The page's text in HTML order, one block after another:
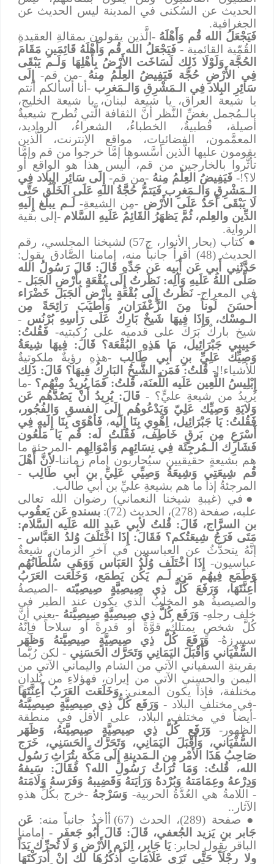
الحديث عن السُكنى في المدينة ليس الحديث عن
الجغرافية.
فَيَجْعَلُ الله قُم وَأَهْلَهُ -الَّذين يقولون بمقالةِ العقيدةِ
القُمّية القائمية -فَيَجْعَلُ الله قُم وَأَهْلَهُ قَائِمَينِ مَقَامَ
الحُجَّة وَلَوْلَا ذَلِك لَسَاخَت الأَرْضُ بِأَهْلِهَا وَلَـم يَبْقَى
فِي الأَرْضِ حُجَّة فَيَفِيضُ العِلْمُ مِنهُ-من قم-
إِلَى
سَائِرِ البِلاد فِي الـمَشْرِقِ وَالـمَغرِب-أنا أسألكم أنتم
يا شيعة العراق، يا شيعة لبنان، يا شيعة الخليج،
بالـمُجمل بغضِّ النَّظر أنَّ الثقافة الَّتي تُطرح شيعيةٌ
أصيلة، قُطبيةٌ، الخطباءُ، الشعراءُ، الرواديد،
المعمَّمون، الفضائيات، مواقع الإنترنت، الَّذين
يقومون عليها الَّذين أسَّسوها إمَّا خرجوا من قم وإمَّا
تأثَّروا بالخارجين من قم، أليس هذا هو الواقع أو
لا؟!-فَيَفِيضُ العِلْمُ مِنهُ-من قم-إِلَى سَائِرِ البِلاد فِي
الـمَشْرِقِ وَالـمَغرِب فَيَتمُّ حُجَّةُ اللهِ عَلَى الخَلْق حَتَّى
لَا يَبْقَى أَحَدٌ عَلَى الأَرْض-مِن الشيعةِ- لَـم يبلُغ إِلَيهِ
الدِّين والعِلم، ثُمَّ يَظهَرُ القَائِمُ عَلَيهِ السَّلام-إلى بقية
الرواية.
●
كتاب (بحار الأنوار، ج57) لشيخنا المجلسي، رقم
الحديث (48) أقرأ جانباً منه، إمامنا الصَّادق يقول:
حَدَّثَنِي أَبِي عَن أَبِيه عَن جَدِّهِ
قَالَ: قَالَ رَسُولُ الله
صَلَّى اللهُ عَلَيهِ وَآلِه: نَظَرتُ إِلَى بُقْعَةٍ بِأَرْضِ الجَبَل-
في المعراج- نَظَرتُ إِلَى بُقْعَةٍ بِأَرْضِ الجَبَل
خَضْرَاء
أَحسَنَ لَوناً مِنَ الزَّعْفَرَان، وَأطيَبَ رَائِحَةً مِن
الـمِسْك، وَإِذَا فِيهَا شَيخٌ بَارِكٌ عَلَى رَأسِهِ بُرْنُس-
شيخ باركٌ بَرَكَ على قدميه على رُكبتيه- فَقُلتُ:
حَبِيبي جَبْرَائِيل، مَا هَذِهِ البُقْعَة؟ قَالَ: فِيهَا شِيعَةُ
وَصِيِّك عَلِيِّ بنِ أَبِي طَالِب
-هذهِ رؤيةٌ ملكوتيةٌ
للأشياء!!-قُلتُ: فَمَن الشَّيخُ البَارِكُ فِيهَا؟ قَالَ: ذَلِك
إِبْلِيسُ اللَّعِين عَلَيه اللَّعنَة، قُلتُ: فَمَا يُرِيدُ مِنْهُم؟-ما
يُريدُ من شيعةِ عليٍّ؟ - قَالَ: يُرِيدُ أَنْ يَصُدَّهُم عَن
وَلايَةِ وَصِيِّك عَلِيّ وَيَدْعُوهُم إِلَى الفسقِ وَالفُجُور،
فَقُلتُ: يَا جَبْرَائِيل، اِهْوِي بِنَا إِلَيه، فَأهْوَى بِنَا إِلَيه فِي
أَسْرَعِ مِن بَرقٍ خَاطِف، فَقُلتُ لَه: قُم يَا مَلْعُون
فَشَارِك الـمُرجِئَة فِي نِسَائِهِم وَأمْوَالِهِم-المرجئة ما
هم بشيعةٍ حقيقيين سيُحاربون إمام زماننا-لأنَّ أَهْلَ
قُم شِيعَتِي وَشِيعَةُ وَصِيِّي عَلِيِّ بنِ أبي طَالِب-
المرجئةُ إذاً ما هم بشيعةِ عليِّ بن أبي طالب.
●في (غيبةِ شيخنا النعماني) رضوان الله تعالى
عليه، صفحة (278)، الحديث (72):
بسندهِ عَن يَعقُوب
بن السرَّاج، قَالَ: قُلتُ لأبِي عَبدِ الله عَلَيه السَّلام:
مَتَى فَرَجُ شِيعَتُكم؟ فَقَالَ: إِذَا اخْتَلَفَ وُلدُ العَبَّاس
إنَّهُ يتحدَّثُ عن العباسيين في آخرِ الزمان، شيعةٌ
عباسيون- إِذَا اخْتَلَف وُلْدُ العَبَاس وَوَهَى سُلْطَانُهُم
وَطَمَع فِيهُم مَن لَـم يَكُن يَطمَع، وَخَلَعَت العَرَبُ
أَعِنَّتَهَا، وَرَفَعَ كُلُّ ذِي صِيصِيَّةٍ صِيصِيّته-الصيصةُ
والصيصيةُ هو المخلبُ الَّذي يكون عند الطير في
خلف رجلهِ-وَرَفَع كُلُّ ذِي صِيصِيَّةٍ صِيصِيَّتهُ-يعني أنَّ
كُلَّ شخصٍ يمتلكُ قوَّةً أو قدرةً أو سلاحاً فإنَّهُ
سيبرزهُ-
وَرَفَعَ كُلُّ ذِي صِيصِيَّةٍ صِيصِيَّتهُ وَظَهَر
السُّفْيَاني وَأَقْبَلَ اليَمَانِي وَتَحَرَّك الحَسَنِي- لكن رُبَّما
بقرينةِ السفياني الآتي من الشام واليماني الآتي من
اليمن والحسني الآتي من إيران، فهؤلاءِ من بُلدانٍ
مختلفة، فإذاً يكون المعنى: وَخَلَعَت العَرَبُ أَعِنَّتَهَا
-في مختلفِ البلاد - وَرَفَع كُلُّ ذِي صِيصِيَّةٍ صِيصِيَّتهُ
-أيضاً في مختلفِ البلاد، على الأقل في منطقة
الظهور-
وَرَفَع كُلُّ ذِي صِيصِيَّةٍ صِيصِيَّتهُ، وَظَهَر
السُّفْيَاني، وَأَقْبَلَ اليَمَانِي، وَتَحَرَّك الحَسَنِي،
خَرَج
صَاحِبُ هَذَا الأَمْر مِن الـمَديِنةِ إِلَى مَكَّة بِتُرَاثِ رَسُول
الله، قُلتُ: وَمَا تُرَاثُ رَسُولِ الله؟ فَقَالَ: سَيفهُ
وَدِرْعهُ وعِمَامَتهُ وَبُرْدهُ وَرَايَتهُ وَقَضِيبهُ وَفَرَسهُ وَلَامَتهُ
- اللامةُ هي العُدَّةُ الحربية- وَسَرْجهُ -خرج بكُلِّ هذهِ
الآثار..
●صفحة (289)، الحدث (67) أأخذُ جانباً منه:
عَن
جَابر بنِ يَزيد الجُعفي، قَالَ: قَالَ أبُو جَعفَر- إمامنا
الباقر يقول لجابر:يَا جَابِر، اِلزَم الأَرْض وَ لَا تُحرِّك يَدَاً
ولا رِجْلَاً حَتَّى تَرَى عَلَامَاتٍ أَذكُرُهَا لَك إنْ أدرَكْتَهَا